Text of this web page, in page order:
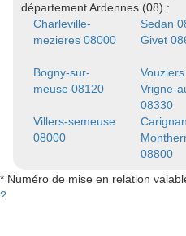
département Ardennes (08) :
Charleville-
mezieres 08000
Sedan
Givet
Bogny-sur-
meuse 08120
Vrigne-
08330
Villers-semeuse
08000
08800
* Numéro de mise en relation
?